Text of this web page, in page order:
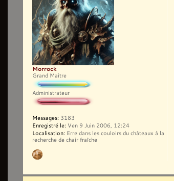
Morrock
Grand Maître
Administrateur
Messages: 3183
Enregistré le: Ven 9 Juin 2006, 12:24
Localisation: Erre dans les couloirs du châteaux à la
recherche de chair fraîche